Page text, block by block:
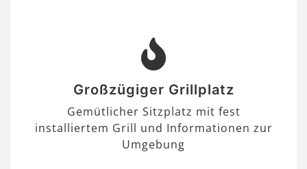
Großzügiger Grillplatz
Gemütlicher Sitzplatz mit fest
installiertem Grill und Informationen zur
Umgebung